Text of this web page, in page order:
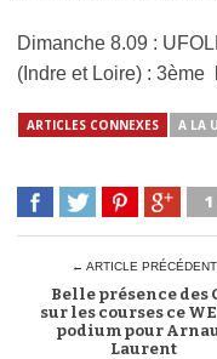
Dimanche 8.09 :
(Indre et Loire) : 3ème
ARTICLES CONNEXES A LA
← ARTICLE PRÉCÉDENT
Belle présence des
sur les courses ce WE
podium pour
Laurent